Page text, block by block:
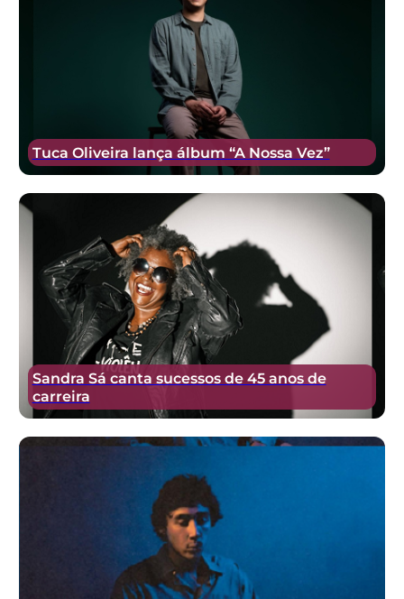
Tuca Oliveira lança álbum “A Nossa Vez”
Sandra Sá canta sucessos de 45 anos de
carreira